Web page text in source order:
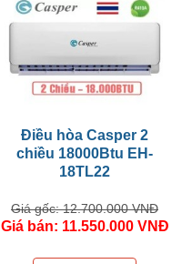
Điều hòa Casper 2
chiều 18000Btu EH-
18TL22
Giá gốc: 12.700.000 VNĐ
Giá bán: 11.550.000 VNĐ